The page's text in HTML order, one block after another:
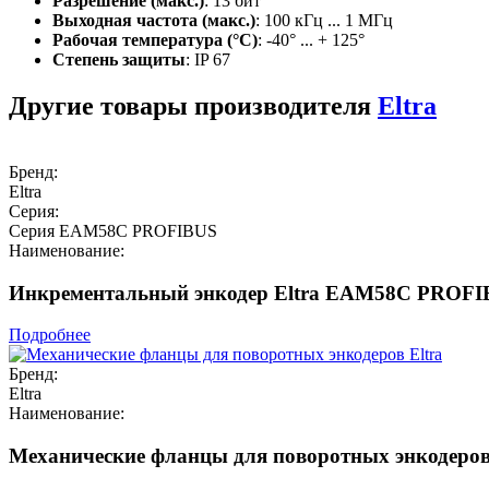
Выходная частота (макс.): 100 кГц ... 1 МГц
Рабочая температура (°C): -40° ... + 125°
Степень защиты: IP 67
Другие товары производителя Eltra
Бренд:
Eltra
Серия:
Серия EAM58C PROFIBUS
Наименование:
Инкрементальный энкодер Eltra EAM58C
Подробнее
Бренд:
Eltra
Наименование:
Механические фланцы для поворотных